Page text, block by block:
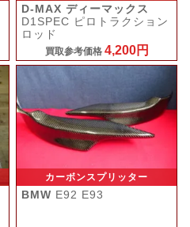
D-MAX ディーマックス
D1SPEC ピロトラクション
ロッド
買取参考価格 4,200円
カーボンスプリッター
BMW E92 E93